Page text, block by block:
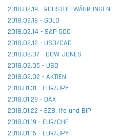
2018.02.19 - ROHSTOFFWÄHRUNGEN
2018.02.16 - GOLD
2018.02.14 - S&P 500
2018.02.12 - USD/CAD
2018.02.07 - DOW JONES
2018.02.05 - USD
2018.02.02 - AKTIEN
2018.01.31 - EUR/JPY
2018.01.29 - DAX
2018.01.22 - EZB, Ifo und BIP
2018.01.19 - EUR/CHF
2018.01.15 - EUR/JPY